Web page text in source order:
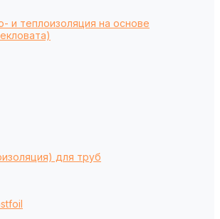
и теплоизоляция на основе
для труб